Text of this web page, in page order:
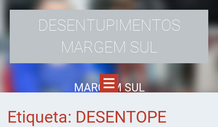
DESENTUPIMENTOS
MARGEM SUL
MARGEM SUL
Etiqueta: DESENTOPE